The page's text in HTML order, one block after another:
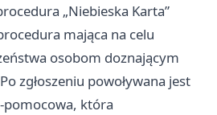
„Niebieska Karta”
mająca na celu
osobom doznającym
zgłoszeniu powoływana jest
która